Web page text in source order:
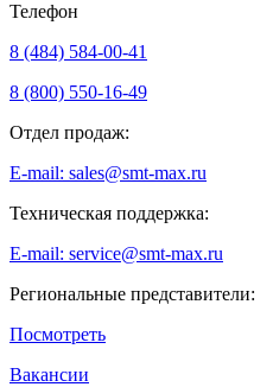
Телефон
8 (484) 584-00-41
8 (800) 550-16-49
Отдел продаж:
E-mail: sales@smt-max.ru
Техническая поддержка:
E-mail: service@smt-max.ru
Региональные представители:
Посмотреть
Вакансии